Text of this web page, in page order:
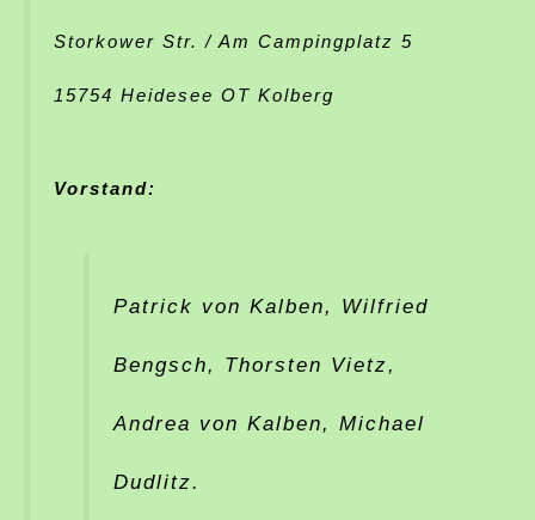
Storkower Str. / Am Campingplatz 5
15754 Heidesee OT Kolberg
Vorstand:
Patrick von Kalben, Wilfried
Bengsch, Thorsten Vietz,
Andrea von Kalben, Michael
Dudlitz.